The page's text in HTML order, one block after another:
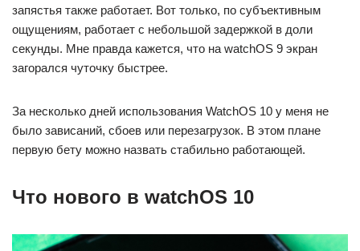
запястья также работает. Вот только, по субъективным
ощущениям, работает с небольшой задержкой в доли
секунды. Мне правда кажется, что на watchOS 9 экран
загорался чуточку быстрее.
За несколько дней использования WatchOS 10 у меня не
было зависаний, сбоев или перезагрузок. В этом плане
первую бету можно назвать стабильно работающей.
Что нового в watchOS 10